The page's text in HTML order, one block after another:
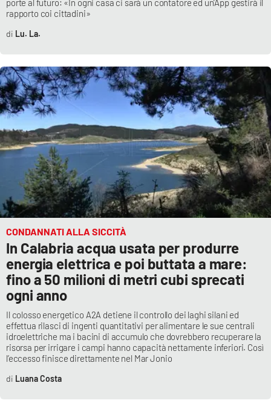
porte al futuro: «In ogni casa ci sarà un contatore ed un’App gestirà il
rapporto coi cittadini»
Lu. La.
CONDANNATI ALLA SICCITÀ
In Calabria acqua usata per produrre
energia elettrica e poi buttata a mare:
fino a 50 milioni di metri cubi sprecati
ogni anno
Il colosso energetico A2A detiene il controllo dei laghi silani ed
effettua rilasci di ingenti quantitativi per alimentare le sue centrali
idroelettriche ma i bacini di accumulo che dovrebbero recuperare la
risorsa per irrigare i campi hanno capacità nettamente inferiori. Così
l’eccesso finisce direttamente nel Mar Jonio
Luana Costa